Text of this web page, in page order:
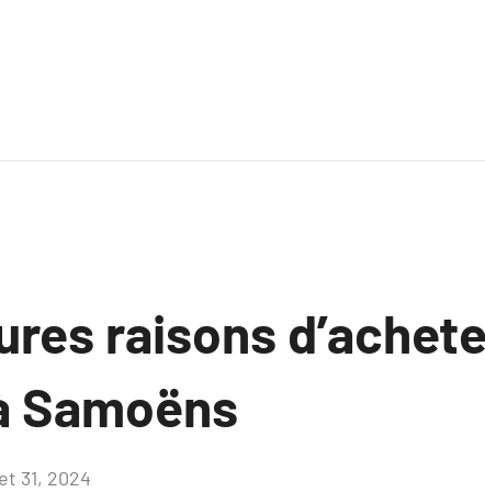
raisons
Samoëns
31, 2024